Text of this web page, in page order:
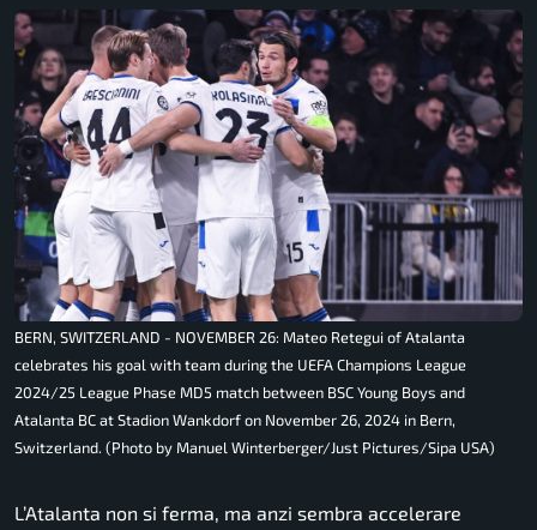
BERN, SWITZERLAND - NOVEMBER 26: Mateo Retegui of Atalanta
celebrates his goal with team during the UEFA Champions League
2024/25 League Phase MD5 match between BSC Young Boys and
Atalanta BC at Stadion Wankdorf on November 26, 2024 in Bern,
Switzerland. (Photo by Manuel Winterberger/Just Pictures/Sipa USA)
L’Atalanta non si ferma, ma anzi sembra accelerare